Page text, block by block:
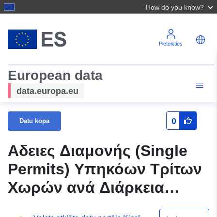
How do you know?
Pieteikties
European data
data.europa.eu
Datu kopa 0
Αδειες Διαμονής (Single
Permits) Υπηκόων Τρίτων
Χωρών ανά Διάρκεια
Άδειας, Είδος Απόφασης